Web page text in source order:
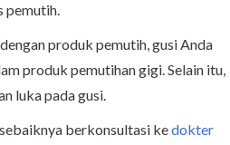
pemutih.
produk pemutih, gusi Anda
produk pemutihan gigi. Selain itu,
luka pada gusi.
berkonsultasi kedokter